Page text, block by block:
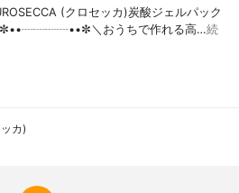
(クロセッカ)炭酸ジェルパック
＼おうちで作れる高…続
カ)